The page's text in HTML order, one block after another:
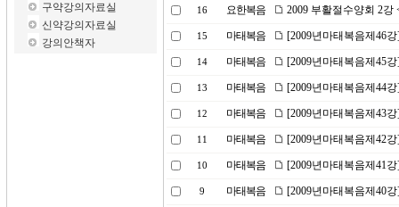
구약강의자료실
신약강의자료실
강의안책자
16 요한복음 2009 부활절수양회 2
15 마태복음 [2009년마태복음제46
14 마태복음 [2009년마태복음제45
13 마태복음 [2009년마태복음제44
12 마태복음 [2009년마태복음제43
11 마태복음 [2009년마태복음제42
10 마태복음 [2009년마태복음제41
9 마태복음 [2009년마태복음제40